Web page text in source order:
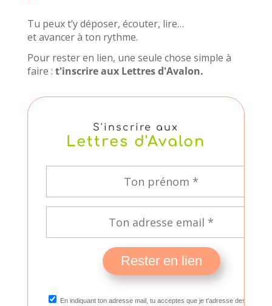
Tu peux t’y déposer, écouter, lire…
et avancer à ton rythme.
Pour rester en lien, une seule chose simple à
faire : t'inscrire aux Lettres d'Avalon.
S'inscrire aux
Lettres d'Avalon
Rester en lien
En indiquant ton adresse mail, tu acceptes que je t'adresse des offres